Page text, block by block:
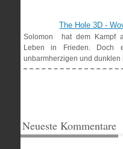
The Hole 3D -
Solomon hat dem Kampf
Leben in Frieden. Doch
unbarmherzigen und dunklen
Neueste Kommentare